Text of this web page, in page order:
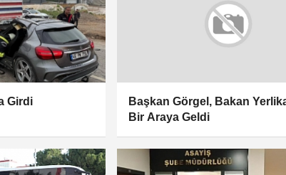
Girdi
Başkan Görgel, Bakan
Bir Araya Geldi